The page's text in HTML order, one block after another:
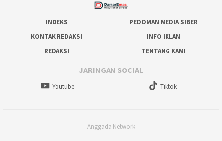
INDEKS
PEDOMAN MEDIA SIBER
KONTAK REDAKSI
INFO IKLAN
REDAKSI
TENTANG KAMI
JARINGAN SOCIAL
Youtube Tiktok
Anggada Network